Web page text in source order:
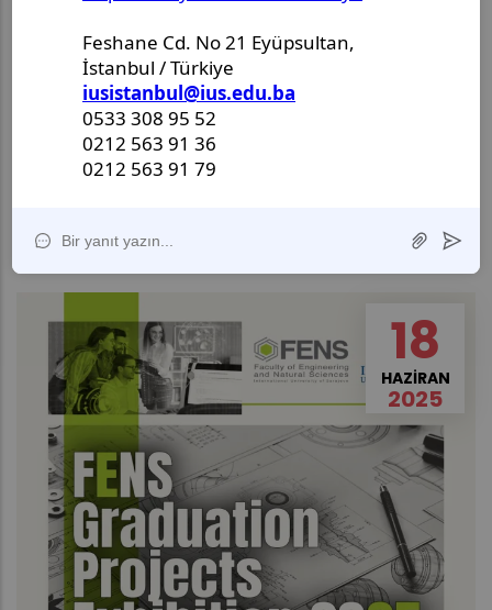
🚀 FENS Graduate Seminar Series – Opening
10:00 A F1.4
The IUS Faculty of Engineering and Natural Sciences
(IUS) is organizing a talk by Bojan Niceno (Paul
Scientific Computing on GPUs”
18
HAZIRAN
2025